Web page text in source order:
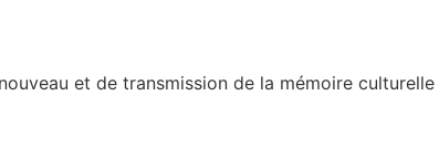
et de transmission de la mémoire culturelle